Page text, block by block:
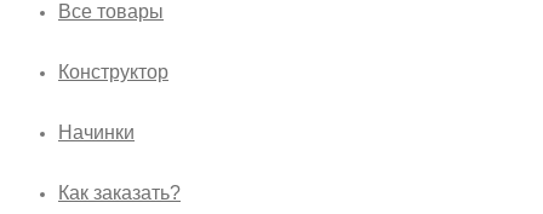
Все товары
Конструктор
Начинки
Как заказать?